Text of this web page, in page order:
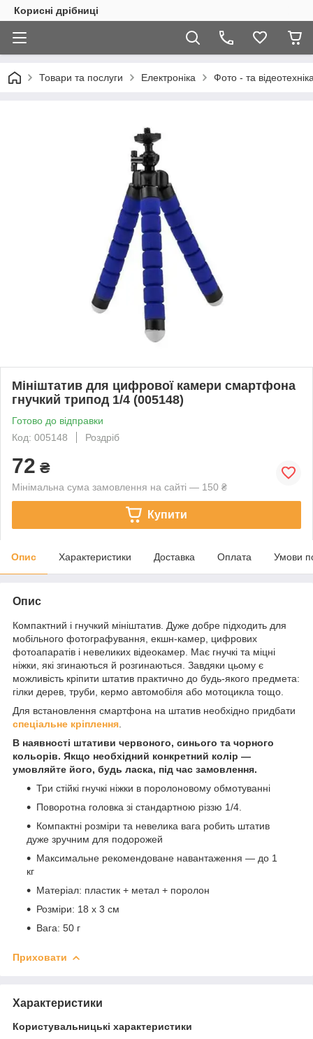
Корисні дрібниці
Товари та послуги Електроніка Фото - та
Мініштатив для цифрової камери смартфона
гнучкий трипод 1/4 (005148)
Готово до відправки
Код: 005148
Роздріб
72 ₴
Мінімальна сума замовлення на сайті — 150 ₴
Купити
Опис Характеристики Доставка Оплата Умови
Опис
Компактний і гнучкий мініштатив. Дуже добре підходить для
мобільного фотографування, екшн-камер, цифрових
фотоапаратів і невеликих відеокамер. Має гнучкі та міцні
ніжки, які згинаються й розгинаються. Завдяки цьому є
можливість кріпити штатив практично до будь-якого предмета:
гілки дерев, труби, кермо автомобіля або мотоцикла тощо.
Для встановлення смартфона на штатив необхідно придбати
спеціальне кріплення
В наявності штативи червоного, синього та чорного
кольорів. Якщо необхідний конкретний колір —
умовляйте його, будь ласка, під час замовлення.
Три стійкі гнучкі ніжки в поролоновому обмотуванні
Поворотна головка зі стандартною різзю 1/4.
Компактні розміри та невелика вага робить штатив
дуже зручним для подорожей
Максимальне рекомендоване навантаження — до 1
кг
Матеріал: пластик + метал + поролон
Розміри: 18 х 3 см
Вага: 50 г
Приховати
Характеристики
Користувальницькі характеристики